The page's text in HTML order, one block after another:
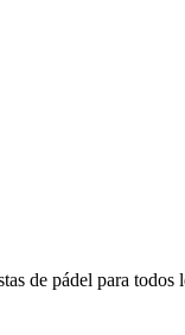
de pádel para todos